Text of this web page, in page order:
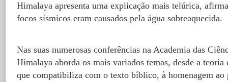
Himalaya apresenta uma explicação mais telúrica,
focos sísmicos eram causados pela água sobreaquecida.
Nas suas numerosas conferências na Academia das
Himalaya aborda os mais variados temas, desde a
que compatibiliza com o texto bíblico, à homenagem ao